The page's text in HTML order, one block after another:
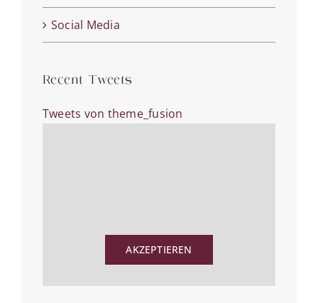
Social Media
Recent Tweets
Tweets von theme_fusion
AKZEPTIEREN